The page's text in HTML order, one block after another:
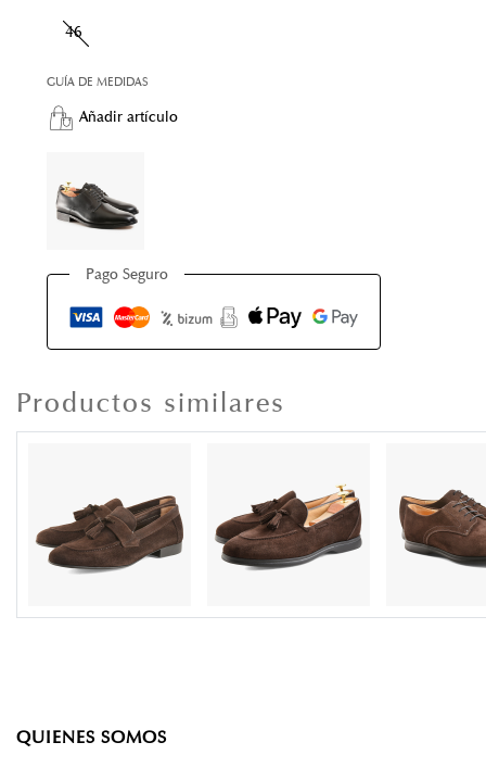
46
GUÍA DE MEDIDAS
Añadir artículo
Pago Seguro
Productos similares
QUIENES SOMOS